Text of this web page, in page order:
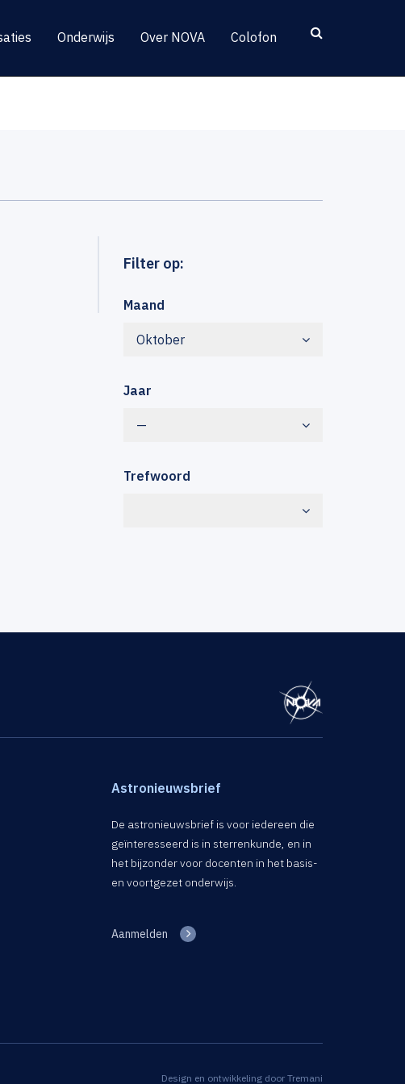
Onderwijs Over NOVA Colofon
Filter op:
Maand
Oktober
Jaar
—
Trefwoord
Astronieuwsbrief
De astronieuwsbrief is voor iedereen die
geïnteresseerd is in sterrenkunde, en in
het bijzonder voor docenten in het basis-
en voortgezet onderwijs.
Aanmelden
Design en ontwikkeling door Tremani